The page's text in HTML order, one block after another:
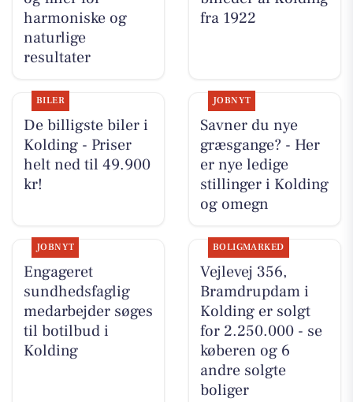
harmoniske og
naturlige
resultater
fra 1922
BILER
De billigste biler i
Kolding - Priser
helt ned til 49.900
kr!
JOBNYT
Savner du nye
græsgange? - Her
er nye ledige
stillinger i Kolding
og omegn
JOBNYT
Engageret
sundhedsfaglig
medarbejder søges
til botilbud i
Kolding
BOLIGMARKED
Vejlevej 356,
Bramdrupdam i
Kolding er solgt
for 2.250.000 - se
køberen og 6
andre solgte
boliger